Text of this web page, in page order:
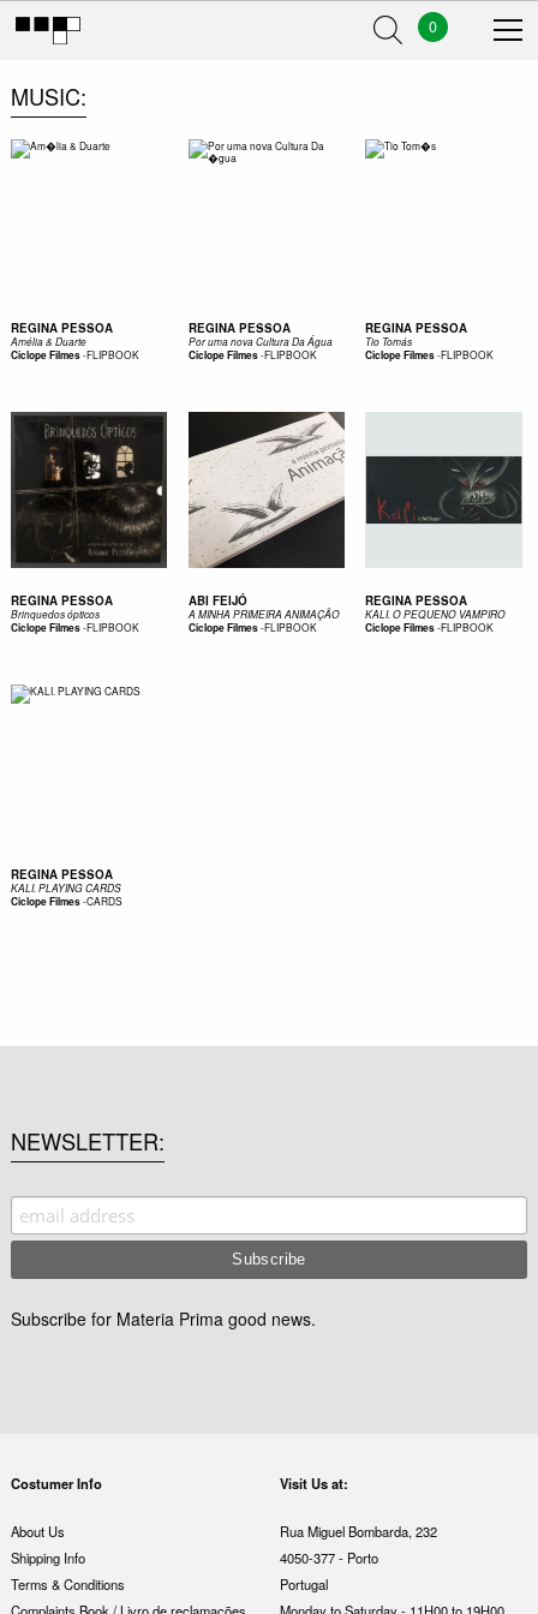
0
MUSIC
REGINA PESSOA
Amélia & Duarte
Ciclope Filmes-FLIPBOOK
REGINA PESSOA
Por uma nova Cultura Da Água
Ciclope Filmes-FLIPBOOK
REGINA PESSOA
Tio Tomás
Ciclope Filmes-FLIPBOOK
REGINA PESSOA
Brinquedos ópticos
Ciclope Filmes-FLIPBOOK
ABI FEIJÓ
A MINHA PRIMEIRA ANIMAÇÃO
Ciclope Filmes-FLIPBOOK
REGINA PESSOA
KALI. O PEQUENO VAMPIRO
Ciclope Filmes-FLIPBOOK
REGINA PESSOA
KALI. PLAYING CARDS
Ciclope Filmes-CARDS
NEWSLETTER
Subscribe for Materia Prima good news.
Costumer Info
About Us
Shipping Info
Terms & Conditions
Visit Us at:
Rua Miguel Bombarda, 232
4050-377 - Porto
Portugal